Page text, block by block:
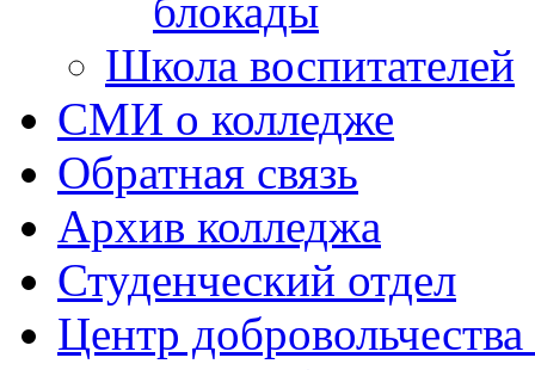
блокады
Школа воспитателей
СМИ о колледже
Обратная связь
Архив колледжа
Студенческий отдел
Центр